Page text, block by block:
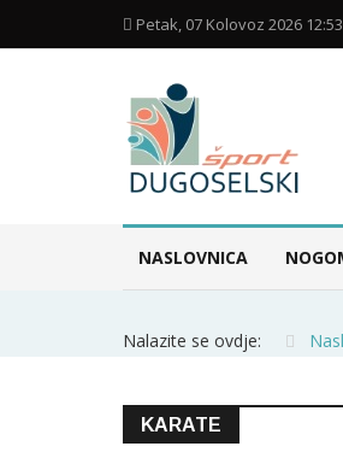
Petak, 07 Kolovoz 2026 12:53
NASLOVNICA
Nalazite se ovdje:
KARATE